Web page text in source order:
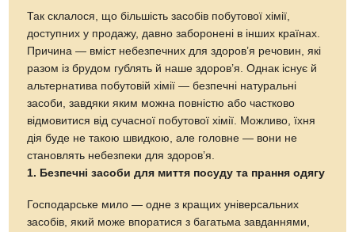
Так склалося, що більшість засобів побутової хімії,
доступних у продажу, давно заборонені в інших країнах.
Причина — вміст небезпечних для здоров’я речовин, які
разом із брудом гублять й наше здоров’я. Однак існує й
альтернатива побутовій хімії — безпечні натуральні
засоби, завдяки яким можна повністю або частково
відмовитися від сучасної побутової хімії. Можливо, їхня
дія буде не такою швидкою, але головне — вони не
становлять небезпеки для здоров’я.
1. Безпечні засоби для миття посуду та прання одягу
Господарське мило — одне з кращих універсальних
засобів, який може впоратися з багатьма завданнями,